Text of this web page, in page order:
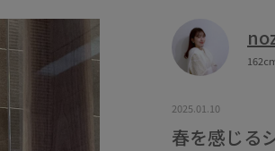
2025.01.10
春を感じる